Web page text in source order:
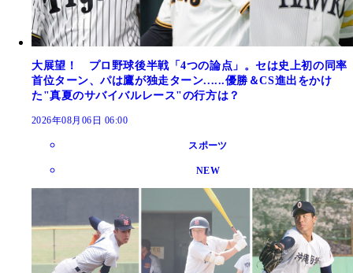
大展望！ プロ野球後半戦「4つの論点」。セは史上初の同率
首位ターン、パは鷹が独走ターン......優勝＆CS進出をかけ
た"真夏のサバイバルレース"の行方は？
2026年08月06日 06:00
スポーツ
NEW